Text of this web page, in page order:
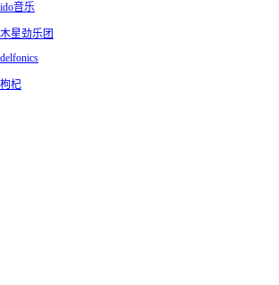
ido音乐
木星劲乐团
delfonics
枸杞